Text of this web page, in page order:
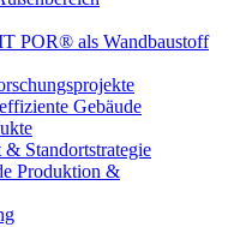
POR® als Wandbaustoff
Gebäude
Standortstrategie
Produktion &